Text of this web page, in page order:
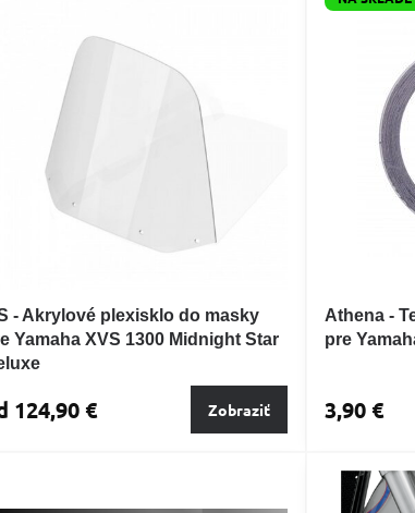
- Akrylové plexisklo do masky
Yamaha XVS 1300 Midnight Star
124,90 € Zobraziť
Athena -
pre
3,90 €